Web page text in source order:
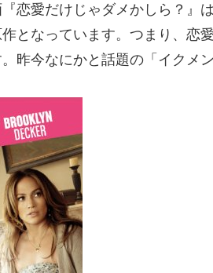
恋愛だけじゃダメかしら？』
となっています。つまり、恋
昨今なにかと話題の「イクメ